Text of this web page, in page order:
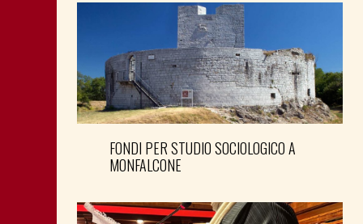
FONDI PER STUDIO SOCIOLOGICO A
MONFALCONE